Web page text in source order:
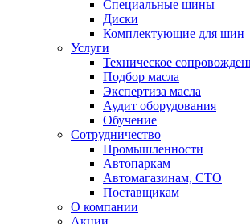
Специальные шины
Диски
Комплектующие для шин
Услуги
Техническое
Подбор масла
Экспертиза масла
Аудит оборудования
Обучение
Сотрудничество
Промышленности
Автопаркам
Автомагазинам, СТО
Поставщикам
О компании
Акции